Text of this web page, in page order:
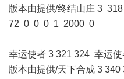
版本由提供/终结山庄 3
72 0 0 0 1 2000 0
幸运使者 3 321 324 幸运
版本由提供/天下合成 3